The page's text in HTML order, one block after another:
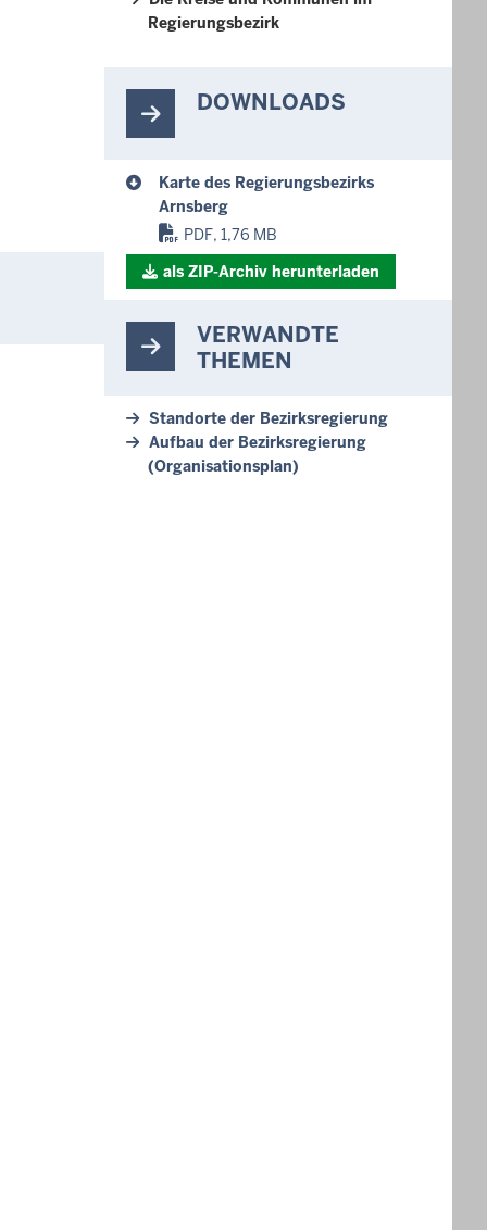
Regierungsbezirk
DOWNLOADS
Karte des Regierungsbezirks
Arnsberg
PDF, 1,76 MB
als ZIP-Archiv herunterladen
VERWANDTE
THEMEN
Standorte der Bezirksregierung
Aufbau der Bezirksregierung
(Organisationsplan)